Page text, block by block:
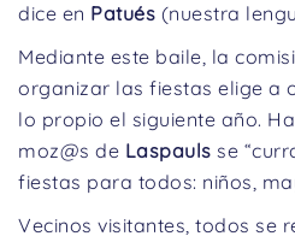
dice en Patués (nuestra
Mediante este baile, la
organizar las fiestas elige a
lo propio el siguiente año.
moz@s de Laspauls se
fiestas para todos: niños,
Vecinos visitantes, todos se